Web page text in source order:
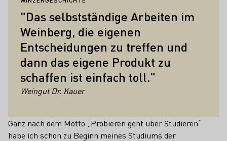
"Das selbstständige Arbeiten im
Weinberg, die eigenen
Entscheidungen zu treffen und
dann das eigene Produkt zu
schaffen ist einfach toll."
Weingut Dr. Kauer
Ganz nach dem Motto „Probieren geht über Studieren“
habe ich schon zu Beginn meines Studiums der